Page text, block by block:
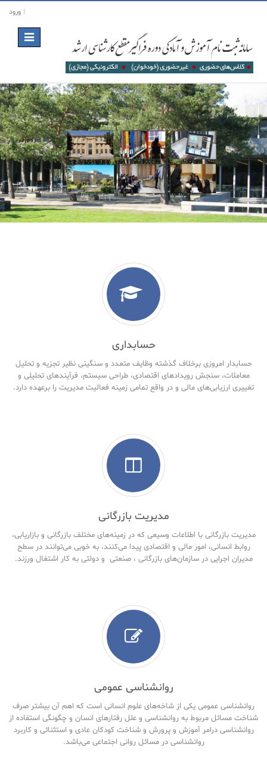
ورود
Toggle
navigation
حسابداری
حسابدار امروزی برخلاف گذشته وظایف متعدد و سنگینی نظیر تجزیه و تحلیل
معاملات، سنجش رویدادهای اقتصادی، طراحی سیستم، فرآیندهای تحلیلی و
تغییری ارزیابی‌های مالی و در واقع تمامی زمینه فعالیت مدیریت را برعهده دارد.
مدیریت بازرگانی
مدیریت بازرگانی با اطلاعات وسیعی که در زمینه‌های مختلف بازرگانی و بازاریابی،
روابط انسانی، امور مالی و اقتصادی پیدا می‌کنند، به خوبی می‌توانند در سطح
مدیران اجرایی در سازمان‌های بازرگانی ، صنعتی و دولتی به کار اشتغال ورزند.
روانشناسی عمومی
روانشناسی عمومی یکی از شاخه‌های علوم انسانی است که اهم آن بیشتر صرف
شناخت مسائل مربوط به روانشناسی و علل رفتارهای انسان و چگونگی استفاده از
روانشناسی درامر آموزش و پرورش و شناخت کودکان عادی و استثنائی و کاربرد
روانشناسی در مسائل روانی اجتماعی می‌باشد.